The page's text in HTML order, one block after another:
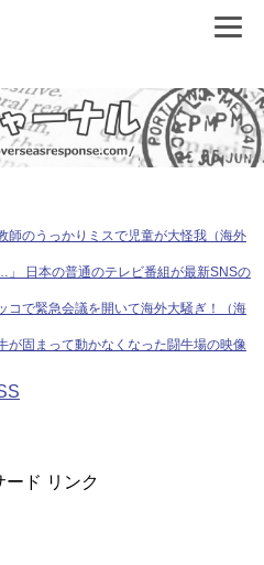
師のうっかりミスで児童が大怪我（海外
日本の普通のテレビ番組が最新SNSの
コで緊急会議を開いて海外大騒ぎ！（海
が固まって動かなくなった闘牛場の映像
ード リンク